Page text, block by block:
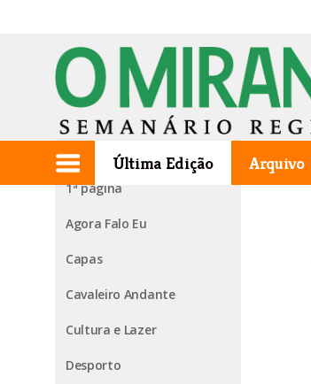
Última Edição Arquivo
Edição de 2023.03.23
1ª página
Agora Falo Eu
Capas
Cavaleiro Andante
Cultura e Lazer
Desporto